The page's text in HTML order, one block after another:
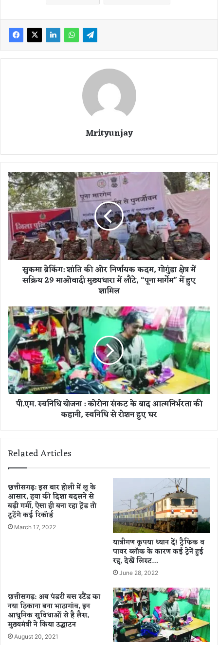
Mrityunjay
सु
क
मा
ब्रे
किं
ग
शां
ति
र्णा
य
क
क
द
म
,
गो
गुं
में
क्रि
9
मा
ओ
वा
दी
टे
,
“
पू
ना
सुकमा ब्रेकिंग: शांति की ओर निर्णायक कदम, गोगुंडा क्षेत्र में
सक्रिय 29 माओवादी मुख्यधारा में लौटे, “पूना मार्गेम” में हुए
शामिल
पी
.
ए
म
.
स्व
नि
धि
यो
ना
ट
के
बा
द
आ
क
हा
नी
,
स्व
पी.एम. स्वनिधि योजना : कोरोना संकट के बाद आत्मनिर्भरता की
कहानी, स्वनिधि से रोशन हुए घर
Related Articles
छत्तीसगढ़: इस बार होली में लू के
आसार, हवा की दिशा बदलने से
बढ़ी गर्मी, ऐसा ही बना रहा ट्रेंड तो
टूटेंगे कई रिकॉर्ड
March 17, 2022
यात्रीगण कृपया ध्यान दें! ट्रैफिक व
पावर ब्लॉक के कारण कई ट्रेनें हुई
रद्द, देखें लिस्ट…
June 28, 2022
छत्तीसगढ़: अब पंडरी बस स्टैंड का
नया ठिकाना बना भाठागांव, इन
आधुनिक सुविधाओं से है लैस,
मुख्यमंत्री ने किया उद्घाटन
August 20, 2021